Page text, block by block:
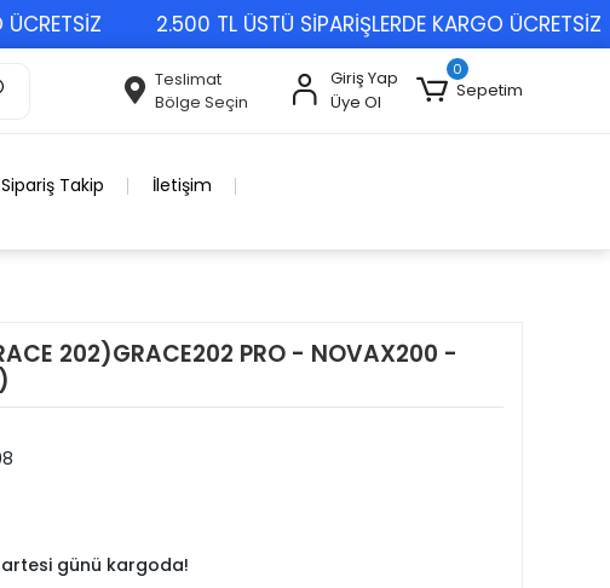
2.500 TL ÜSTÜ SİPARİŞLERDE KARGO ÜCRETSİZ
Teslimat
Bölge Seçin
Giriş Yap
Üye Ol
0
Sepetim
Sipariş Takip İletişim
202)GRACE202 PRO - NOVAX200 -
günü kargoda!